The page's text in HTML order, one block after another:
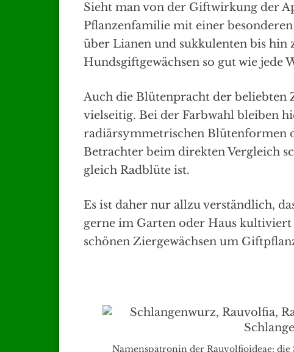
Sieht man von der Giftwirkung der
Pflanzenfamilie mit einer
über Lianen und sukkulenten bis hin
Hundsgiftgewächsen so gut wie jede
Auch die Blütenpracht der beliebten
vielseitig. Bei der Farbwahl bleiben
radiärsymmetrischen Blütenformen
Betrachter beim direkten Vergleich
gleich Radblüte ist.
Es ist daher nur allzu verständlich,
gerne im Garten oder Haus kultiviert
schönen Ziergewächsen um
Namenspatronin der Rauvolfioideae: